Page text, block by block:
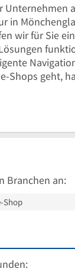
Unternehmen
in
wir für Sie
Shops geht,
Branchen an:
Shop